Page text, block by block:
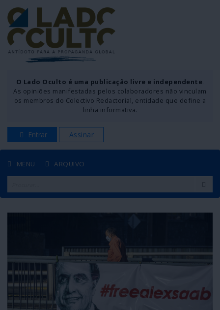
O Lado Oculto é uma publicação livre e independente.
As opiniões manifestadas pelos colaboradores não vinculam
os membros do Colectivo Redactorial, entidade que define a
linha informativa.
Entrar Assinar
MENU ARQUIVO